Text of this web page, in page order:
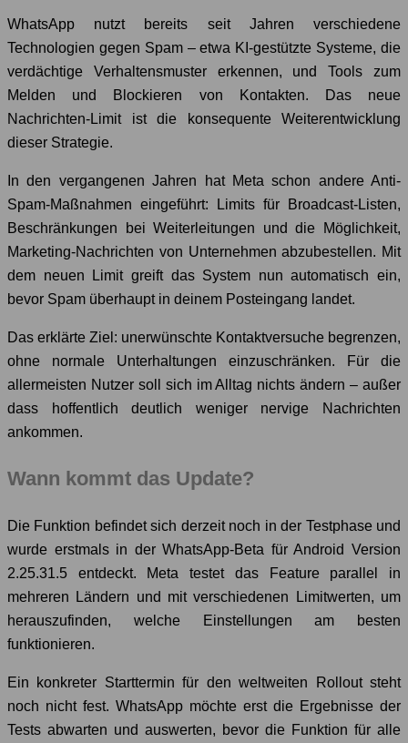
WhatsApp nutzt bereits seit Jahren verschiedene
Technologien gegen Spam – etwa KI-gestützte Systeme, die
verdächtige Verhaltensmuster erkennen, und Tools zum
Melden und Blockieren von Kontakten. Das neue
Nachrichten-Limit ist die konsequente Weiterentwicklung
dieser Strategie.
In den vergangenen Jahren hat Meta schon andere Anti-
Spam-Maßnahmen eingeführt: Limits für Broadcast-Listen,
Beschränkungen bei Weiterleitungen und die Möglichkeit,
Marketing-Nachrichten von Unternehmen abzubestellen. Mit
dem neuen Limit greift das System nun automatisch ein,
bevor Spam überhaupt in deinem Posteingang landet.
Das erklärte Ziel: unerwünschte Kontaktversuche begrenzen,
ohne normale Unterhaltungen einzuschränken. Für die
allermeisten Nutzer soll sich im Alltag nichts ändern – außer
dass hoffentlich deutlich weniger nervige Nachrichten
ankommen.
Wann kommt das Update?
Die Funktion befindet sich derzeit noch in der Testphase und
wurde erstmals in der WhatsApp-Beta für Android Version
2.25.31.5 entdeckt. Meta testet das Feature parallel in
mehreren Ländern und mit verschiedenen Limitwerten, um
herauszufinden, welche Einstellungen am besten
funktionieren.
Ein konkreter Starttermin für den weltweiten Rollout steht
noch nicht fest. WhatsApp möchte erst die Ergebnisse der
Tests abwarten und auswerten, bevor die Funktion für alle